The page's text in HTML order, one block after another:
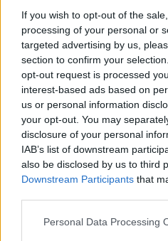
If you wish to opt-out of the
processing of your personal or
targeted advertising by us,
section to confirm your
opt-out request is processed
interest-based ads based on
us or personal information
your opt-out. You may
disclosure of your personal
IAB’s list of downstream
also be disclosed by us to third
Downstream Participants that
Please note that this website/
Personal Data Processing
„A jugoszlávok
Király Iván honvéd